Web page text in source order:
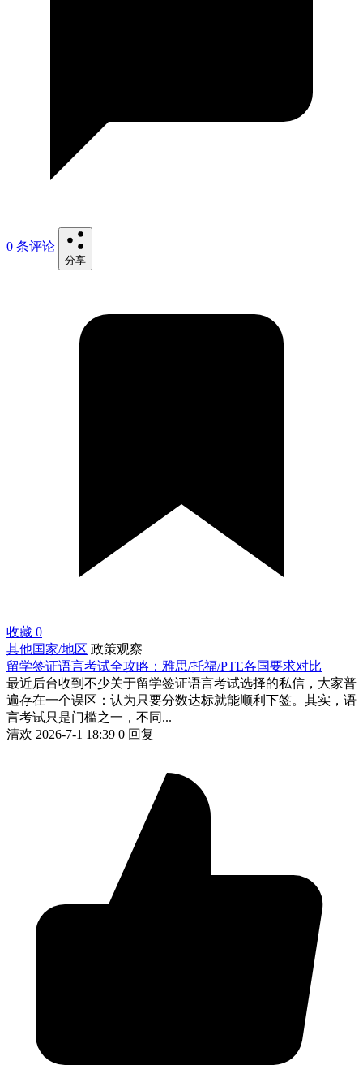
0 条评论
分享
收藏 0
其他国家/地区 政策观察
留学签证语言考试全攻略：雅思/托福/PTE各国要求对比
最近后台收到不少关于留学签证语言考试选择的私信，大家普
遍存在一个误区：认为只要分数达标就能顺利下签。其实，语
言考试只是门槛之一，不同...
清欢 2026-7-1 18:39 0 回复